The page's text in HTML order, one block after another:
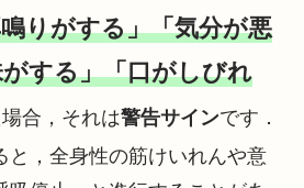
りがする」「気分が悪
する」「口がしびれ
合，それは警告サインです．
，全身性の筋けいれんや意